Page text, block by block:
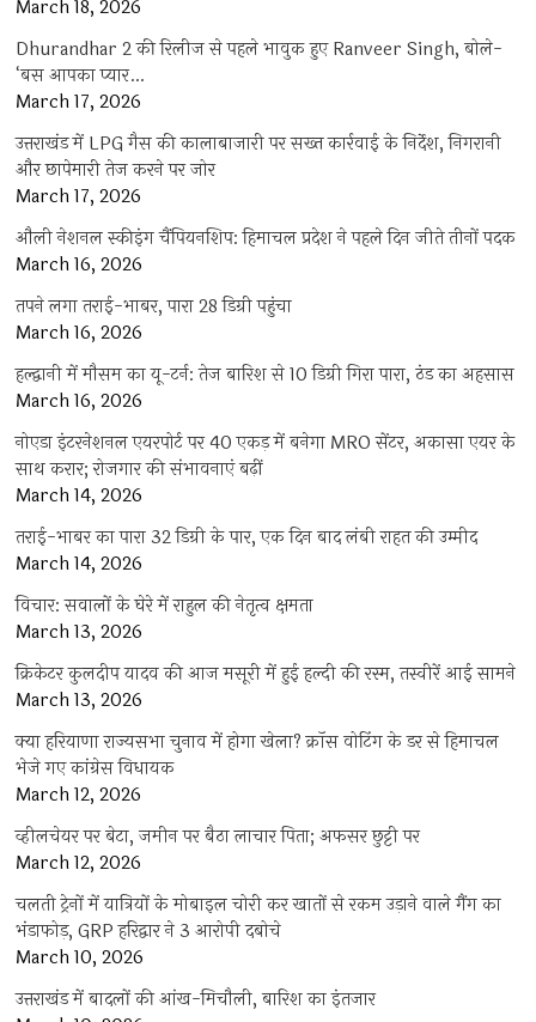
March 18, 2026
Dhurandhar 2 की रिलीज से पहले भावुक हुए Ranveer Singh, बोले-
‘बस आपका प्यार…
March 17, 2026
उत्तराखंड में LPG गैस की कालाबाजारी पर सख्त कार्रवाई के निर्देश, निगरानी
और छापेमारी तेज करने पर जोर
March 17, 2026
औली नेशनल स्कीइंग चैंपियनशिप: हिमाचल प्रदेश ने पहले दिन जीते तीनों पदक
March 16, 2026
तपने लगा तराई-भाबर, पारा 28 डिग्री पहुंचा
March 16, 2026
हल्द्वानी में मौसम का यू-टर्न: तेज बारिश से 10 डिग्री गिरा पारा, ठंड का अहसास
March 16, 2026
नोएडा इंटरनेशनल एयरपोर्ट पर 40 एकड़ में बनेगा MRO सेंटर, अकासा एयर के
साथ करार; रोजगार की संभावनाएं बढ़ीं
March 14, 2026
तराई-भाबर का पारा 32 डिग्री के पार, एक दिन बाद लंबी राहत की उम्मीद
March 14, 2026
विचार: सवालों के घेरे में राहुल की नेतृत्व क्षमता
March 13, 2026
क्रिकेटर कुलदीप यादव की आज मसूरी में हुई हल्दी की रस्म, तस्वीरें आई सामने
March 13, 2026
क्या हरियाणा राज्यसभा चुनाव में होगा खेला? क्रॉस वोटिंग के डर से हिमाचल
भेजे गए कांग्रेस विधायक
March 12, 2026
व्हीलचेयर पर बेटा, जमीन पर बैठा लाचार पिता; अफसर छुट्टी पर
March 12, 2026
चलती ट्रेनों में यात्रियों के मोबाइल चोरी कर खातों से रकम उड़ाने वाले गैंग का
भंडाफोड़, GRP हरिद्वार ने 3 आरोपी दबोचे
March 10, 2026
उत्तराखंड में बादलों की आंख-मिचौली, बारिश का इंतजार